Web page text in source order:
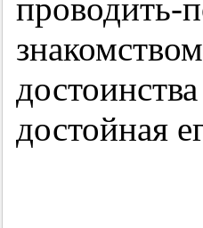
проводить-
достойная